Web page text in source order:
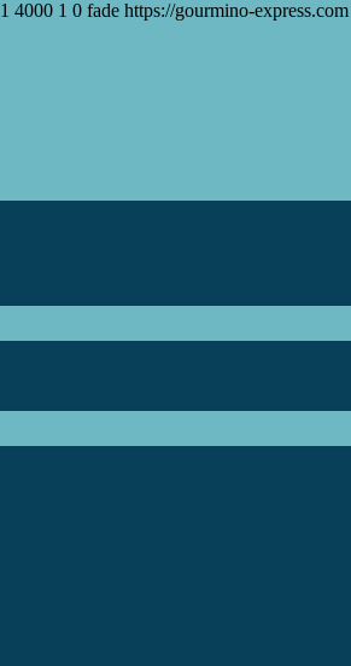
1 4000 1 0 fade https://gourmino-express.com